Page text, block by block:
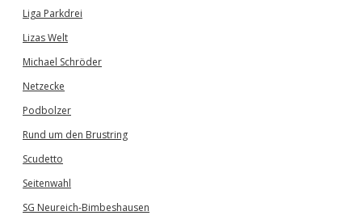
Liga Parkdrei
Lizas Welt
Michael Schröder
Netzecke
Podbolzer
Rund um den Brustring
Scudetto
Seitenwahl
SG Neureich-Bimbeshausen